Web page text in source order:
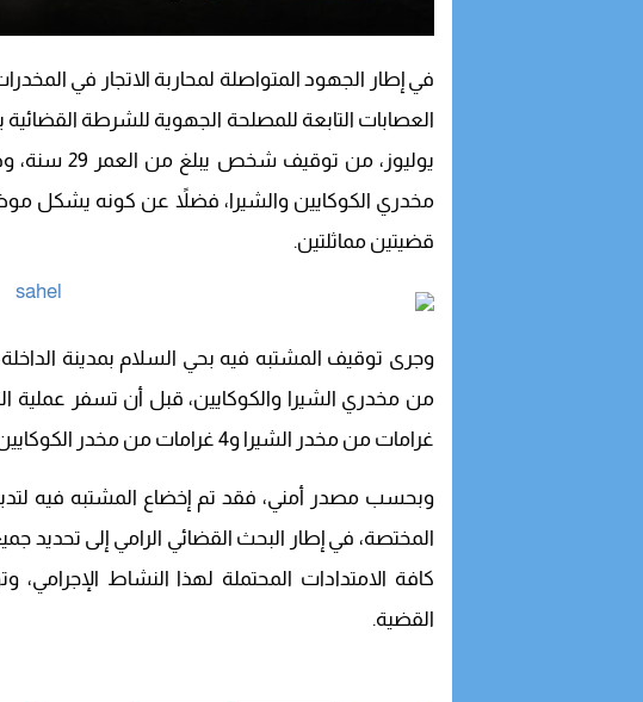
في إطار الجهود المتواصلة لمحاربة الاتجار في
يوليوز، من
مخدري الكوكايين والشيرا، فضلاً عن كونه يشكل
قضيتين مماثلتين.
وجرى توقيف المشتبه فيه بحي السلام بمدينة
غرامات من مخدر الشيرا و4 غرامات من مخدر الكوكايين.
وبحسب مصدر أمني، فقد تم إخضاع المشتبه فيه لتدبير
المختصة، في إطار البحث القضائي الرامي إلى تحديد
كافة الامتدادات المحتملة لهذا النشاط
القضية.